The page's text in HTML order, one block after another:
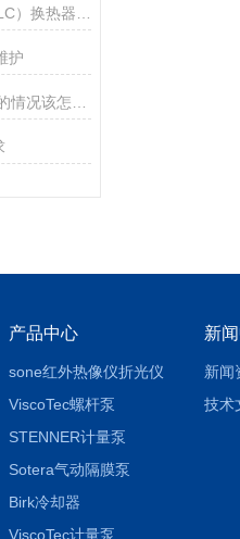
护
产品中心
sone红外热像仪折光仪
ViscoTec螺杆泵
STENNER计量泵
Sotera气动隔膜泵
Birk冷却器
ViscoTec计量泵
新
新闻
技术